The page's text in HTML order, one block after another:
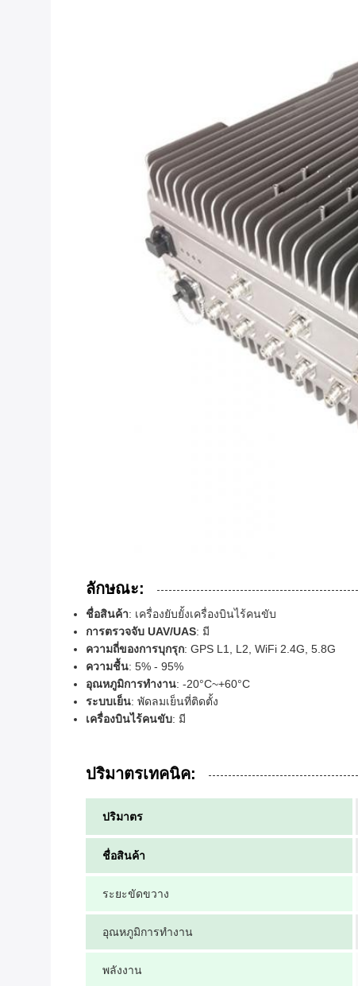
ลักษณะ:
ชื่อสินค้า: เครื่องยับยั้งเครื่องบินไร้คนขับ
การตรวจจับ UAV/UAS: มี
ความถี่ของการบุกรุก: GPS L1, L2, WiFi 2.4G, 5.8G
ความชื้น: 5% - 95%
อุณหภูมิการทํางาน: -20°C~+60°C
ระบบเย็น: พัดลมเย็นที่ติดตั้ง
เครื่องบินไร้คนขับ: มี
ปริมาตรเทคนิค:
ปริมาตร
ชื่อสินค้า
ระยะขัดขวาง
อุณหภูมิการทํางาน
พลังงาน